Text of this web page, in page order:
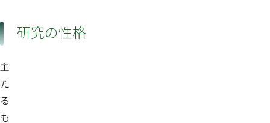
研究の性格
主
た
る
も